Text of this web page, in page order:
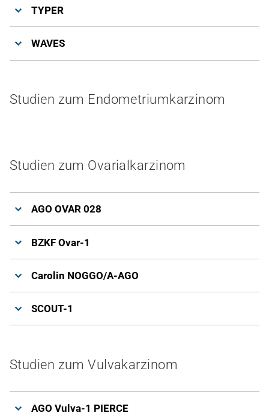
TYPER
WAVES
Studien zum Endometriumkarzinom
Studien zum Ovarialkarzinom
AGO OVAR 028
BZKF Ovar-1
Carolin NOGGO/A-AGO
SCOUT-1
Studien zum Vulvakarzinom
AGO Vulva-1 PIERCE